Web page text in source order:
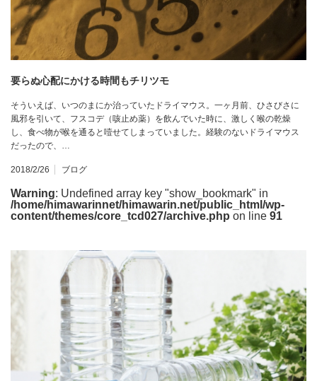
要らぬ心配にかける時間もチリツモ
そういえば、いつのまにか治っていたドライマウス。一ヶ月前、ひさびさに
風邪を引いて、フスコデ（咳止め薬）を飲んでいた時に、激しく喉の乾燥
し、食べ物が喉を通ると噎せてしまっていました。経験のないドライマウス
だったので、…
2018/2/26 ブログ
Warning: Undefined array key "show_bookmark" in
/home/himawarinnet/himawarin.net/public_html/wp-
content/themes/core_tcd027/archive.php on line 91